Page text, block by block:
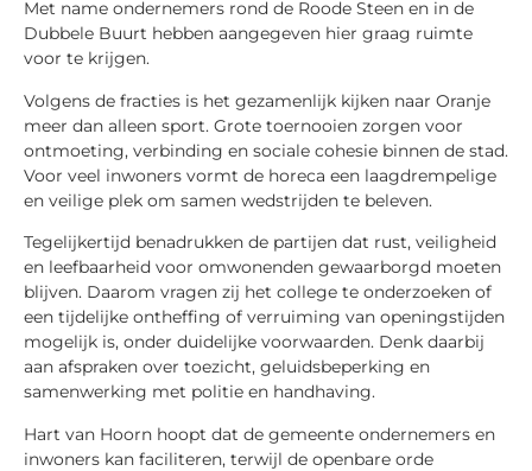
Met name ondernemers rond de Roode Steen en in de
Dubbele Buurt hebben aangegeven hier graag ruimte
voor te krijgen.
Volgens de fracties is het gezamenlijk kijken naar Oranje
meer dan alleen sport. Grote toernooien zorgen voor
ontmoeting, verbinding en sociale cohesie binnen de stad.
Voor veel inwoners vormt de horeca een laagdrempelige
en veilige plek om samen wedstrijden te beleven.
Tegelijkertijd benadrukken de partijen dat rust, veiligheid
en leefbaarheid voor omwonenden gewaarborgd moeten
blijven. Daarom vragen zij het college te onderzoeken of
een tijdelijke ontheffing of verruiming van openingstijden
mogelijk is, onder duidelijke voorwaarden. Denk daarbij
aan afspraken over toezicht, geluidsbeperking en
samenwerking met politie en handhaving.
Hart van Hoorn hoopt dat de gemeente ondernemers en
inwoners kan faciliteren, terwijl de openbare orde